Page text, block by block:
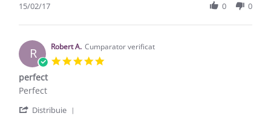
15/02/17 0 0
R Robert A. Cumparator verificat
perfect
Review by Robert A. on 23 Feb 2014
review stating perfect
Perfect
Distribuie